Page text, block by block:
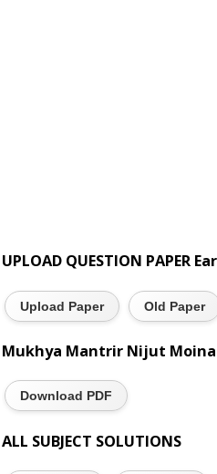
UPLOAD QUESTION PAPER
Upload Paper Old Paper
Mukhya Mantrir Nijut Moina
Download PDF
ALL SUBJECT SOLUTIONS